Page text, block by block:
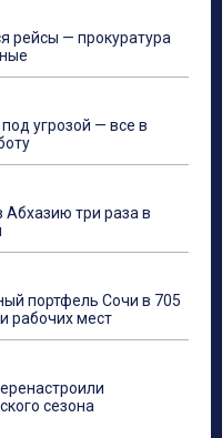
рейсы — прокуратура
угрозой — все в
Абхазию три раза в
портфель Сочи в 705
рабочих мест
сезона